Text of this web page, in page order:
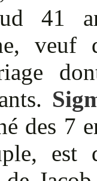
41
veuf
des 7
est